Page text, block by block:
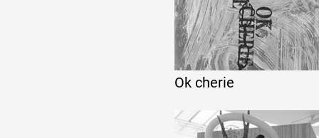
Événements
1% œuvres
Ok cherie